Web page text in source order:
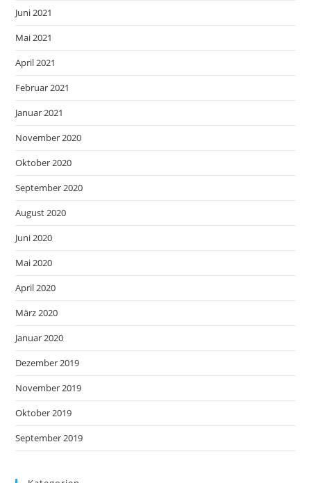
Juni 2021
Mai 2021
April 2021
Februar 2021
Januar 2021
November 2020
Oktober 2020
September 2020
August 2020
Juni 2020
Mai 2020
April 2020
März 2020
Januar 2020
Dezember 2019
November 2019
Oktober 2019
September 2019